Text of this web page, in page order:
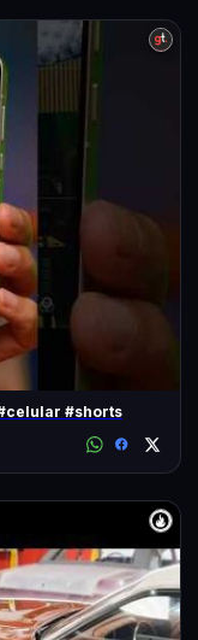
#celular #shorts